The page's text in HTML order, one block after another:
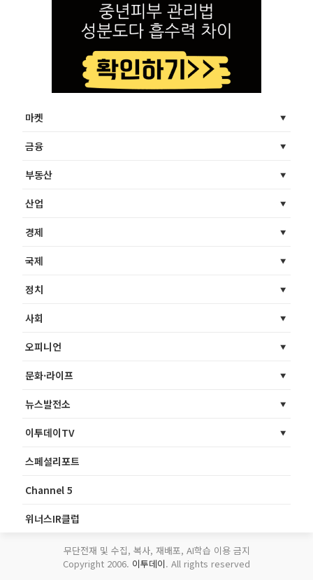
마켓
금융
부동산
산업
경제
국제
정치
사회
오피니언
문화·라이프
뉴스발전소
이투데이TV
스페셜리포트
Channel 5
위너스IR클럽
무단전재 및 수집, 복사, 재배포, AI학습 이용 금지
Copyright 2006. 이투데이. All rights reserved